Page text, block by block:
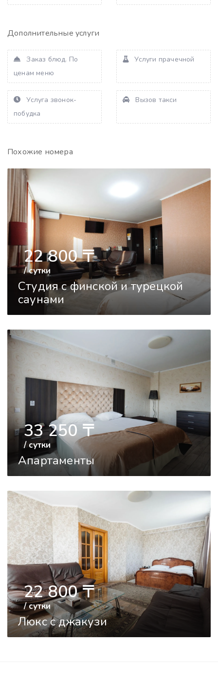
Дополнительные услуги
Заказ блюд. По
ценам меню
Услуги прачечной
Услуга звонок-
побудка
Вызов такси
Похожие номера
Студия с финской и турецкой
саунами
22 800〒
/ сутки
Апартаменты
33 250〒
/ сутки
Люкс с джакузи
22 800〒
/ сутки